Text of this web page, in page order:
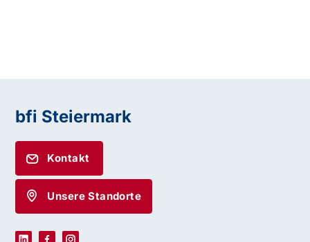
bfi Steiermark
Kontakt
Unsere Standorte